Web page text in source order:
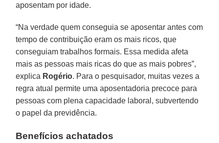
aposentam por idade.
“Na verdade quem conseguia se aposentar antes com
tempo de contribuição eram os mais ricos, que
conseguiam trabalhos formais. Essa medida afeta
mais as pessoas mais ricas do que as mais pobres”,
explica Rogério. Para o pesquisador, muitas vezes a
regra atual permite uma aposentadoria precoce para
pessoas com plena capacidade laboral, subvertendo
o papel da previdência.
Benefícios achatados